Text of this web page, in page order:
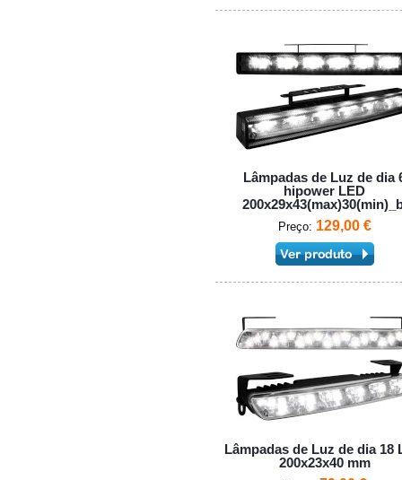
Lâmpadas de Luz de dia
hipower LED
Preço: 129,00 €
Lâmpadas de Luz de dia 18
200x23x40 mm